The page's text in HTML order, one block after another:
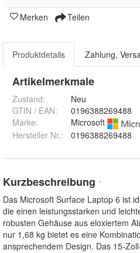
Merken Teilen
Produktdetails Zahlung,
Artikelmerkmale
Zustand:
Neu
GTIN / EAN:
0196388269488
Marke:
Microsoft
Hersteller Nr.:
0196388269488
Kurzbeschreibung *
Das Microsoft Surface Laptop 6 ist
die einen leistungsstarken und
robusten Gehäuse aus eloxiertem
nur 1,68 kg bietet es eine
ansprechendem Design. Das 15-